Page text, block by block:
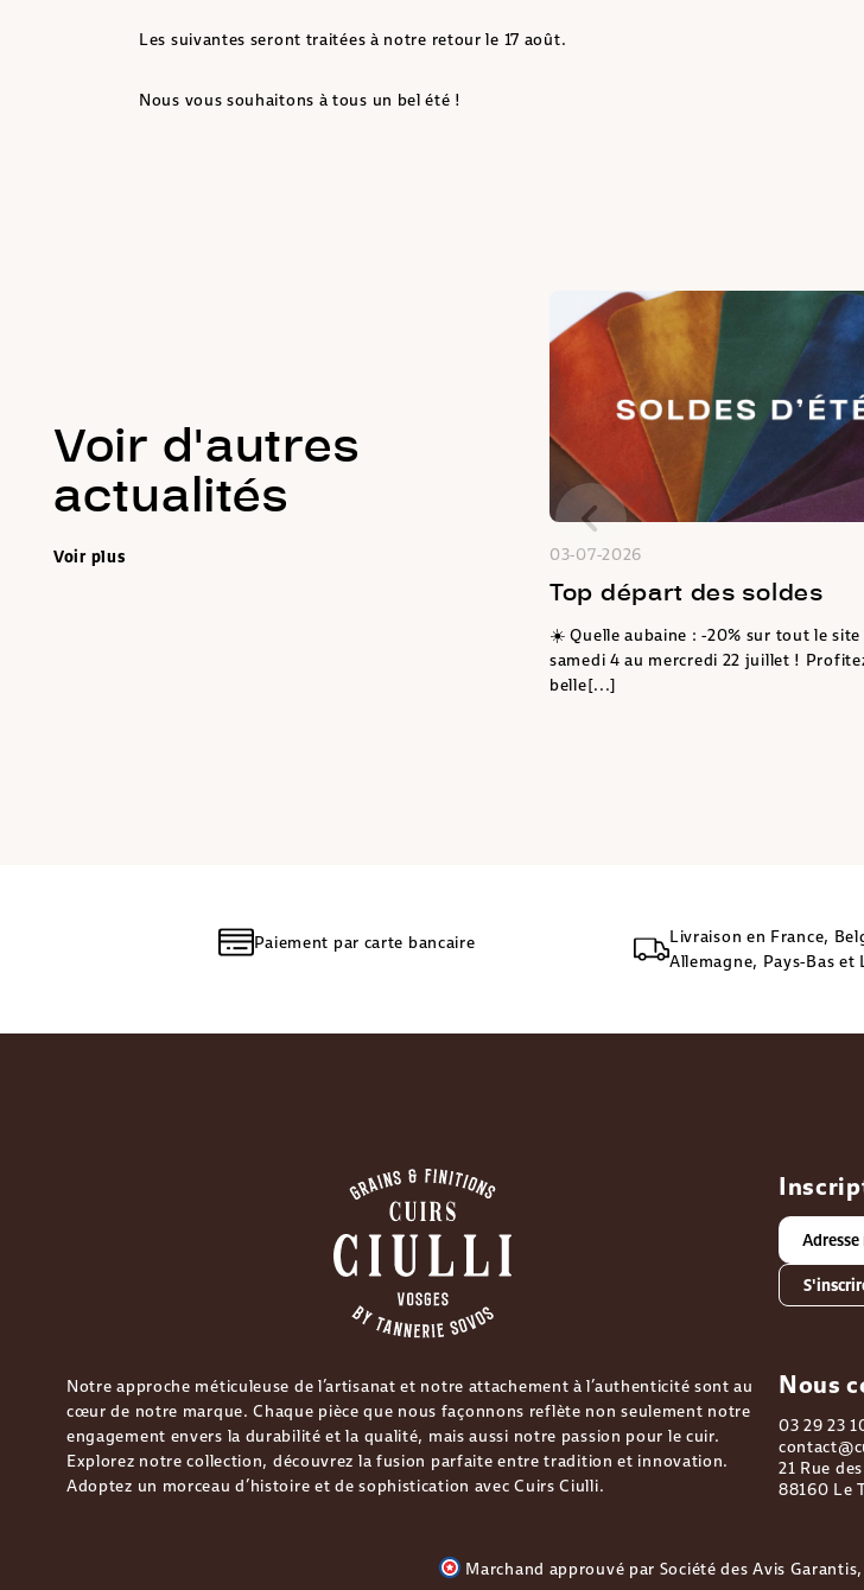
Les suivantes seront traitées à notre retour le 17 août.
Nous vous souhaitons à tous un bel été !
Voir d'autres
actualités
Voir plus 03-07-2026
Top départ des soldes
☀️ Quelle aubaine : -20% sur tout le site
samedi 4 au mercredi 22 juillet !
belle[...]
Paiement par carte bancaire
Livraison en France,
Allemagne, Pays-Bas et
Notre approche méticuleuse de l’artisanat et notre attachement à l’authenticité sont au
cœur de notre marque. Chaque pièce que nous façonnons reflète non seulement notre
engagement envers la durabilité et la qualité, mais aussi notre passion pour le cuir.
Explorez notre collection, découvrez la fusion parfaite entre tradition et innovation.
Adoptez un morceau d’histoire et de sophistication avec Cuirs Ciulli.
Nous
03 29 23
21 Rue
88160 Le
Marchand approuvé par Société des Avis Garantis,